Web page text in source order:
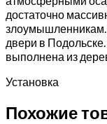
достаточно
злоумышленникам.
двери в
выполнена из
Установка
Похожие